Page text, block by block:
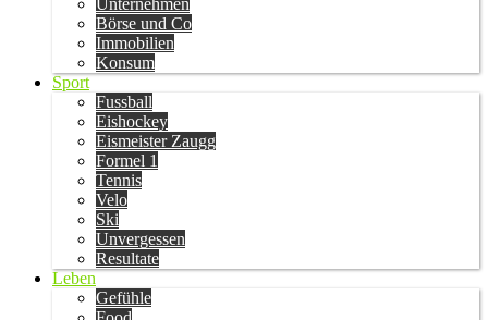
Unternehmen
Börse und Co
Immobilien
Konsum
Sport
Fussball
Eishockey
Eismeister Zaugg
Formel 1
Tennis
Velo
Ski
Unvergessen
Resultate
Leben
Gefühle